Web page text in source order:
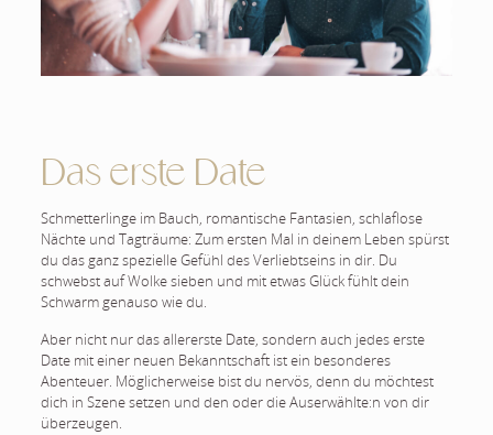
Das erste Date
Schmetterlinge im Bauch, romantische Fantasien, schlaflose
Nächte und Tagträume: Zum ersten Mal in deinem Leben spürst
du das ganz spezielle Gefühl des Verliebtseins in dir. Du
schwebst auf Wolke sieben und mit etwas Glück fühlt dein
Schwarm genauso wie du.
Aber nicht nur das allererste Date, sondern auch jedes erste
Date mit einer neuen Bekanntschaft ist ein besonderes
Abenteuer. Möglicherweise bist du nervös, denn du möchtest
dich in Szene setzen und den oder die Auserwählte:n von dir
überzeugen.